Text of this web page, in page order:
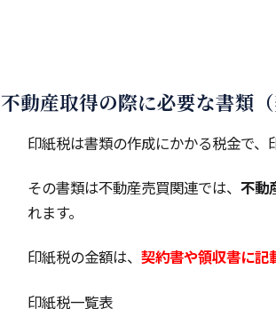
不動産取得の際に必要な書類
印紙税は書類の作成にかかる税金で、
その書類は不動産売買関連では、 不動
れます。
印紙税の金額は、 契約書や領収書に記
印紙税一覧表